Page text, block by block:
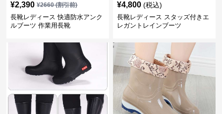
¥2,390 ¥2660(割引前)
長靴レディース 快適防水アンク
ルブーツ 作業用長靴
¥4,800 (税込)
長靴レディース スタッズ付きエ
レガントレインブーツ